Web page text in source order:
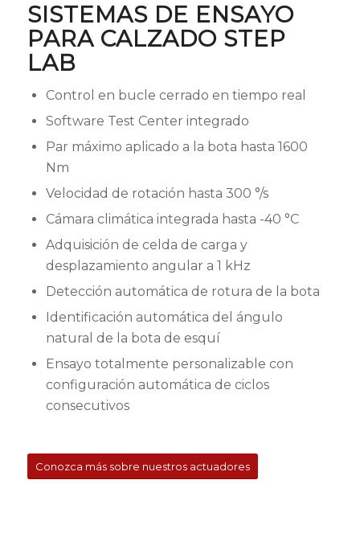
SISTEMAS DE ENSAYO
PARA CALZADO STEP
LAB
Control en bucle cerrado en tiempo real
Software Test Center integrado
Par máximo aplicado a la bota hasta 1600
Nm
Velocidad de rotación hasta 300 °/s
Cámara climática integrada hasta -40 °C
Adquisición de celda de carga y
desplazamiento angular a 1 kHz
Detección automática de rotura de la bota
Identificación automática del ángulo
natural de la bota de esquí
Ensayo totalmente personalizable con
configuración automática de ciclos
consecutivos
Conozca más sobre nuestros actuadores